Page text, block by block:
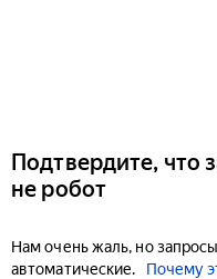
Подтвердите, что
не робот
Нам очень жаль, но
автоматические.
Почему